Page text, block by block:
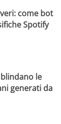
come bot
Spotify
le
generati da